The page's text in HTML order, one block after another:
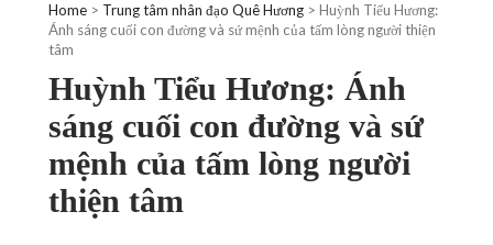
Home > Trung tâm nhân đạo Quê Hương > Huỳnh Tiểu Hương:
Ánh sáng cuối con đường và sứ mệnh của tấm lòng người thiện
tâm
Huỳnh Tiểu Hương: Ánh
sáng cuối con đường và sứ
mệnh của tấm lòng người
thiện tâm